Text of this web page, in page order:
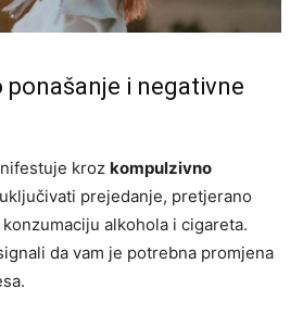
ponašanje i negativne
kroz kompulzivno
prejedanje, pretjerano
alkohola i cigareta.
da vam je potrebna promjena